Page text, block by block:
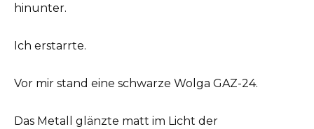
hinunter.
Ich erstarrte.
Vor mir stand eine schwarze Wolga GAZ-24.
Das Metall glänzte matt im Licht der